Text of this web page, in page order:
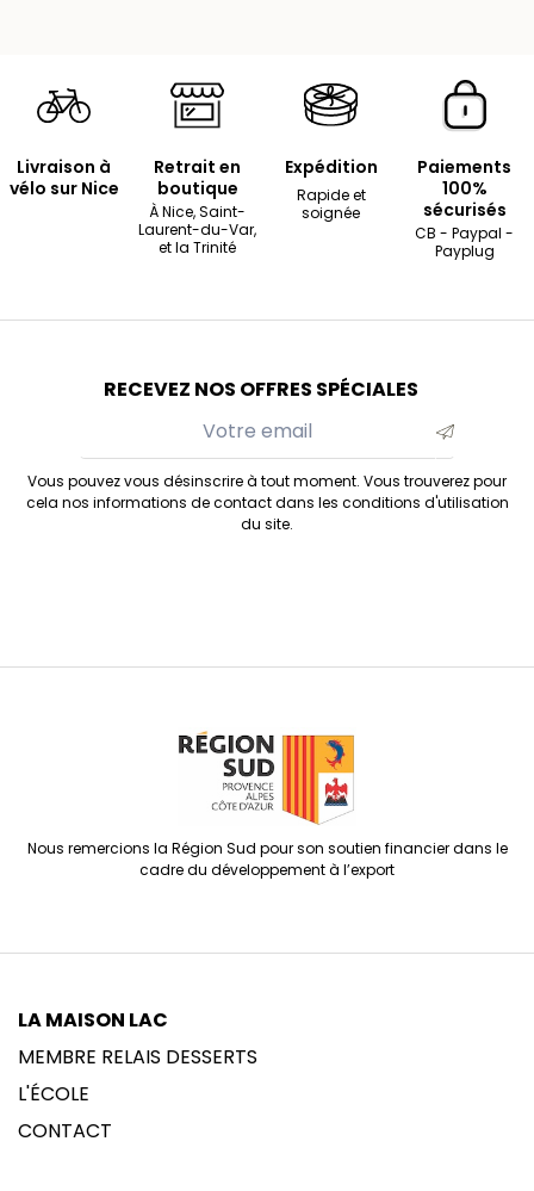
Livraison à
vélo sur Nice
Retrait en
boutique
À Nice, Saint-
Laurent-du-Var,
et la Trinité
Expédition
Rapide et
soignée
Paiements
100%
sécurisés
CB - Paypal -
Payplug
RECEVEZ NOS OFFRES SPÉCIALES
Vous pouvez vous désinscrire à tout moment. Vous trouverez pour
cela nos informations de contact dans les conditions d'utilisation
du site.
Nous remercions la Région Sud pour son soutien financier dans le
cadre du développement à l’export
LA MAISON LAC
MEMBRE RELAIS DESSERTS
L'ÉCOLE
CONTACT